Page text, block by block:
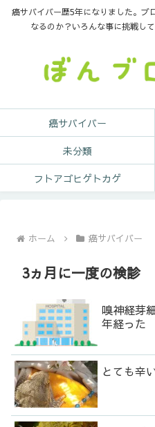
癌サバイバー歴5年になりました。ブ
なるのか？いろんな事に挑戦し
癌サバイバー
未分類
フトアゴヒゲトカゲ
ホーム 癌サバイバー
3ヵ月に一度の検診
嗅神経芽
年経った
とても辛